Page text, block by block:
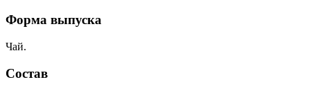
Форма выпуска
Чай.
Состав